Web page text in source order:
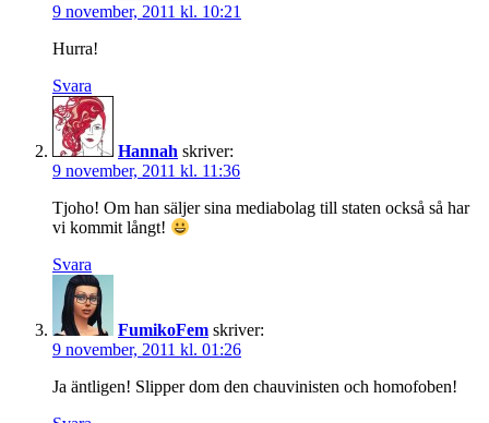
9 november, 2011 kl. 10:21
Hurra!
Svara
Hannah skriver:
9 november, 2011 kl. 11:36
Tjoho! Om han säljer sina mediabolag till staten också så har
vi kommit långt!
Svara
FumikoFem skriver:
9 november, 2011 kl. 01:26
Ja äntligen! Slipper dom den chauvinisten och homofoben!